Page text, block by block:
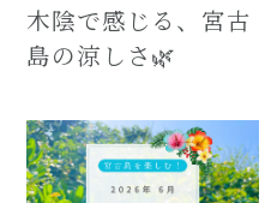
木陰で感じる、宮古
島の涼しさ🌿